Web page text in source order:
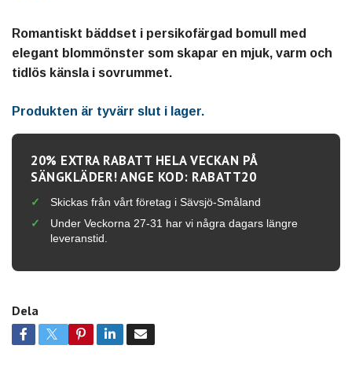
Romantiskt bäddset i persikofärgad bomull med
elegant blommönster som skapar en mjuk, varm och
tidlös känsla i sovrummet.
Produkten är tyvärr slut i lager.
20% EXTRA RABATT HELA VECKAN PÅ
SÄNGKLÄDER! ANGE KOD: RABATT20
Skickas från vårt företag i Sävsjö-Småland
Under Veckorna 27-31 har vi några dagars längre
leveranstid.
Dela